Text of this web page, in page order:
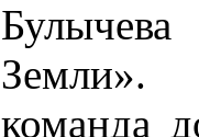
Булычева
команда